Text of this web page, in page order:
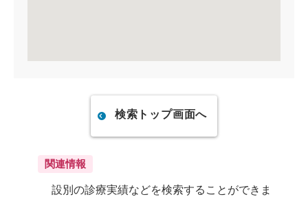
検索トップ画面へ
関連情報
設別の診療実績などを検索することができま